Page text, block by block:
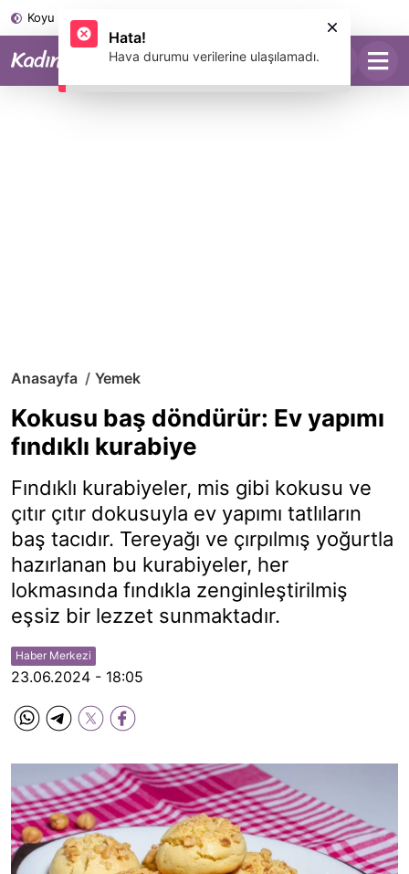
Koyu Mod
Anasayfa Yemek
Kokusu baş döndürür: Ev yapımı
fındıklı kurabiye
Fındıklı kurabiyeler, mis gibi kokusu ve
çıtır çıtır dokusuyla ev yapımı tatlıların
baş tacıdır. Tereyağı ve çırpılmış yoğurtla
hazırlanan bu kurabiyeler, her
lokmasında fındıkla zenginleştirilmiş
eşsiz bir lezzet sunmaktadır.
Haber Merkezi
23.06.2024 - 18:05